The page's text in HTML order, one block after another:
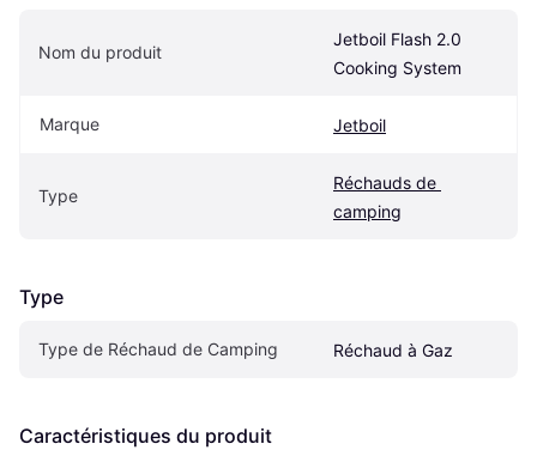
Nom du produit
Jetboil Flash 2.0
Cooking System
Marque Jetboil
Type
Réchauds de
camping
Type
Type de Réchaud de Camping Réchaud à Gaz
Caractéristiques du produit